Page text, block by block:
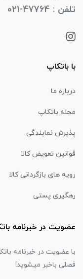
تلفن : 47764-021
با باتکاپ
درباره ما
مجله باتکاپ
پذیرش نمایندگی
قوانین تعویض کالا
رویه های بازگردانی کالا
رهگیری پستی
عضویت در خبرنامه
با عضویت در خبرنامه
فصلی باخبر میشوید!